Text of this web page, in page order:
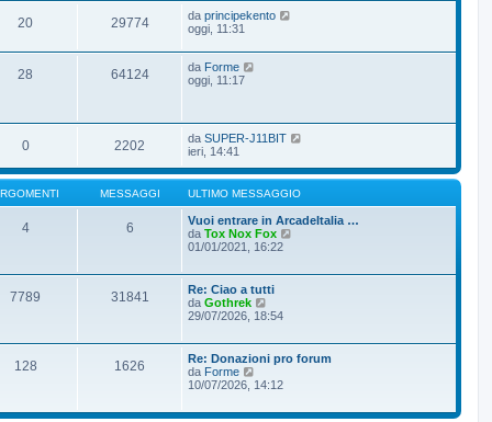
20 29774 da principekento
oggi, 11:31
28 64124 da Forme
oggi, 11:17
0 2202 da SUPER-J11BIT
ieri, 14:41
MESSAGGI ULTIMO MESSAGGIO
4 6
Vuoi entrare in ArcadeItalia …
da Tox Nox Fox
i
m
a
01/01/2021, 16:22
7789 31841
Re: Ciao a tutti
da Gothrek
e
i
u
l
t
i
29/07/2026, 18:54
128 1626
Re: Donazioni pro forum
da Forme
e
i
10/07/2026, 14:12